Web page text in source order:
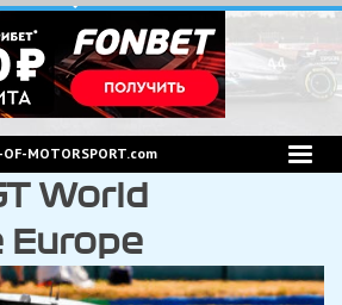
OF-MOTORSPORT.com
World
Europe